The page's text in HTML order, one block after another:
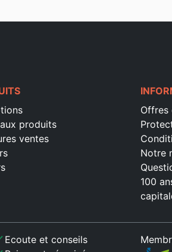
produits
ventes
Offres
Notre
100
Ecoute et conseils